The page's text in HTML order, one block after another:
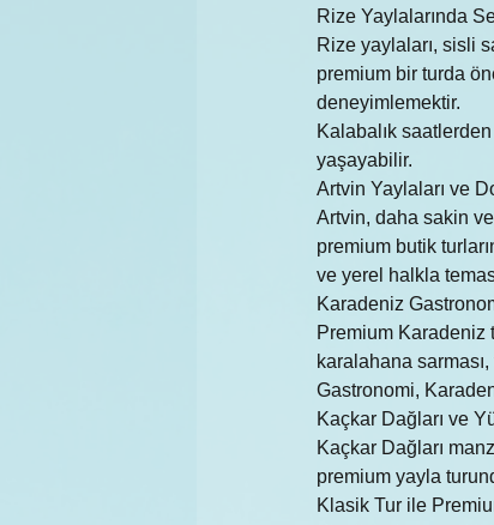
Rize Yaylalarında
Rize yaylaları, sisli
premium bir turda
deneyimlemektir.
Kalabalık
yaşayabilir.
Artvin Yaylaları ve
Artvin, daha sakin
premium butik
ve yerel halkla
Karadeniz
Premium Karadeniz
karalahana
Gastronomi,
Kaçkar Dağları ve
Kaçkar Dağları
premium yayla
Klasik Tur ile